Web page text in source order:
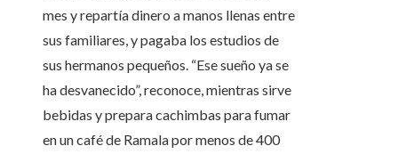
mes y repartía dinero a manos llenas entre
sus familiares, y pagaba los estudios de
sus hermanos pequeños. “Ese sueño ya se
ha desvanecido”, reconoce, mientras sirve
bebidas y prepara cachimbas para fumar
en un café de Ramala por menos de 400